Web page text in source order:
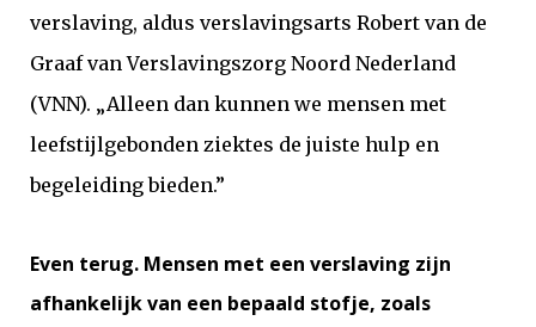
verslaving, aldus verslavingsarts Robert van de
Graaf van Verslavingszorg Noord Nederland
(VNN). „Alleen dan kunnen we mensen met
leefstijlgebonden ziektes de juiste hulp en
begeleiding bieden.”
Even terug. Mensen met een verslaving zijn
afhankelijk van een bepaald stofje, zoals